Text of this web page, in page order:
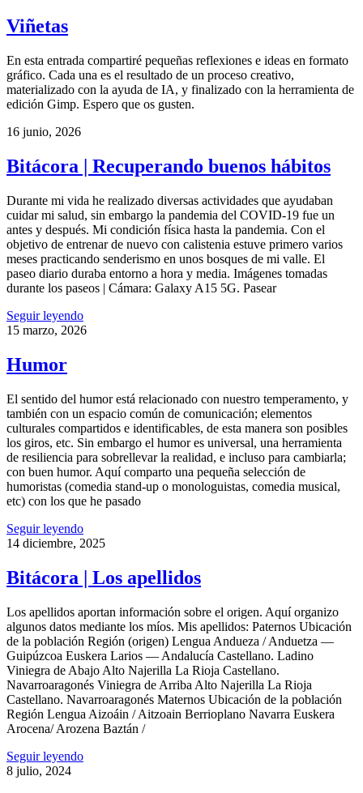
Viñetas
En esta entrada compartiré pequeñas reflexiones e ideas en formato
gráfico. Cada una es el resultado de un proceso creativo,
materializado con la ayuda de IA, y finalizado con la herramienta de
edición Gimp. Espero que os gusten.
16 junio, 2026
Bitácora | Recuperando buenos hábitos
Durante mi vida he realizado diversas actividades que ayudaban
cuidar mi salud, sin embargo la pandemia del COVID-19 fue un
antes y después. Mi condición física hasta la pandemia. Con el
objetivo de entrenar de nuevo con calistenia estuve primero varios
meses practicando senderismo en unos bosques de mi valle. El
paseo diario duraba entorno a hora y media. Imágenes tomadas
durante los paseos | Cámara: Galaxy A15 5G. Pasear
Seguir leyendo
15 marzo, 2026
Humor
El sentido del humor está relacionado con nuestro temperamento, y
también con un espacio común de comunicación; elementos
culturales compartidos e identificables, de esta manera son posibles
los giros, etc. Sin embargo el humor es universal, una herramienta
de resiliencia para sobrellevar la realidad, e incluso para cambiarla;
con buen humor. Aquí comparto una pequeña selección de
humoristas (comedia stand-up o monologuistas, comedia musical,
etc) con los que he pasado
Seguir leyendo
14 diciembre, 2025
Bitácora | Los apellidos
Los apellidos aportan información sobre el origen. Aquí organizo
algunos datos mediante los míos. Mis apellidos: Paternos Ubicación
de la población Región (origen) Lengua Andueza / Anduetza —
Guipúzcoa Euskera Larios — Andalucía Castellano. Ladino
Viniegra de Abajo Alto Najerilla La Rioja Castellano.
Navarroaragonés Viniegra de Arriba Alto Najerilla La Rioja
Castellano. Navarroaragonés Maternos Ubicación de la población
Región Lengua Aizoáin / Aitzoain Berrioplano Navarra Euskera
Arocena/ Arozena Baztán /
Seguir leyendo
8 julio, 2024